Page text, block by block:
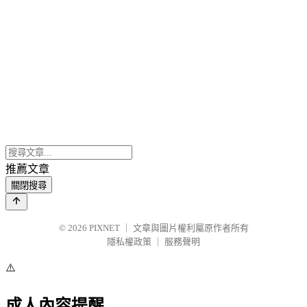
推薦文章
關閉搜尋
© 2026 PIXNET
文章與圖片權利屬原作者所有
隱私權政策
服務聲明
⚠️